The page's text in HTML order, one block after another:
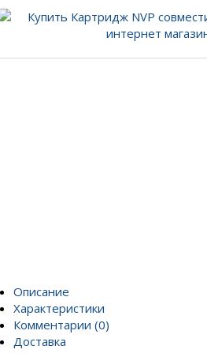
Описание
Характеристики
Комментарии (0)
Доставка